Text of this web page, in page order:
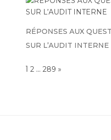
RÉPONSES AUX
SUR L’AUDIT INTERNE
Page:
1 2 … 289 NEXT
»